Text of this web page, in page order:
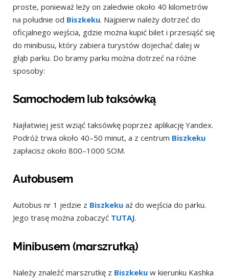
proste, ponieważ leży on zaledwie około 40 kilometrów
na południe od Biszkeku. Najpierw należy dotrzeć do
oficjalnego wejścia, gdzie można kupić bilet i przesiąść się
do minibusu, który zabiera turystów dojechać dalej w
głąb parku. Do bramy parku można dotrzeć na różne
sposoby:
Samochodem lub taksówką
Najłatwiej jest wziąć taksówkę poprzez aplikację Yandex.
Podróż trwa około 40–50 minut, a z centrum Biszkeku
zapłacisz około 800–1000 SOM.
Autobusem
Autobus nr 1 jedzie z Biszkeku aż do wejścia do parku.
Jego trasę można zobaczyć TUTAJ.
Minibusem (marszrutką)
Należy znaleźć marszrutkę z Biszkeku w kierunku Kashka